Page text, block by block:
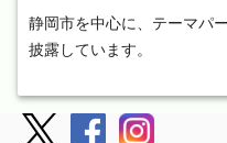
静岡市を中心に、テーマパ
披露しています。